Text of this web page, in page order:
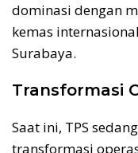
dominasi dengan
kemas
Surabaya.
Transformasi
Saat ini, TPS
transformasi